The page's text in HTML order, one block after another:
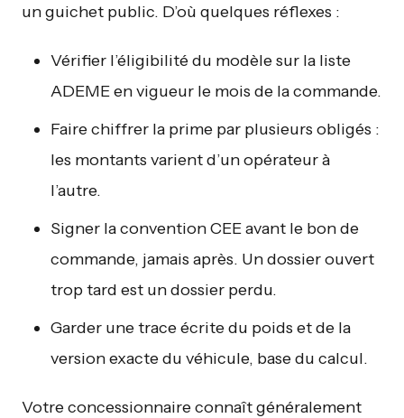
un guichet public. D’où quelques réflexes :
Vérifier l’éligibilité du modèle sur la liste
ADEME en vigueur le mois de la commande.
Faire chiffrer la prime par plusieurs obligés :
les montants varient d’un opérateur à
l’autre.
Signer la convention CEE avant le bon de
commande, jamais après. Un dossier ouvert
trop tard est un dossier perdu.
Garder une trace écrite du poids et de la
version exacte du véhicule, base du calcul.
Votre concessionnaire connaît généralement